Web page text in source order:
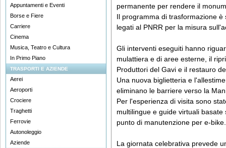
Appuntamenti e Eventi
Borse e Fiere
Carriere
Cinema
Musica, Teatro e Cultura
In Primo Piano
TRASPORTI E AZIENDE
Aerei
Aeroporti
Crociere
Traghetti
Ferrovie
Autonoleggio
Aziende
permanente per rendere il
Il programma di trasformazione
legati al PNRR per la misura
Gli interventi eseguiti hanno
mulattiera e di aree esterne, il
Produttori del Gavi e il restauro
Una nuova biglietteria e
eliminano le barriere verso la
Per l'esperienza di visita sono
multilingue e guide virtuali
punto di manutenzione per e-bike.
La giornata celebrativa prevede